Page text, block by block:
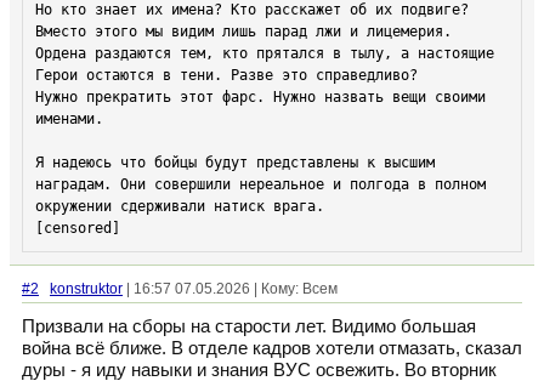
Но кто знает их имена? Кто расскажет об их подвиге?
Вместо этого мы видим лишь парад лжи и лицемерия.
Ордена раздаются тем, кто прятался в тылу, а настоящие
Герои остаются в тени. Разве это справедливо?
Нужно прекратить этот фарс. Нужно назвать вещи своими
именами.
Я надеюсь что бойцы будут представлены к высшим
наградам. Они совершили нереальное и полгода в полном
[censored]
#2 konstruktor | 16:57 07.05.2026 | Кому: Всем
Призвали на сборы на старости лет. Видимо большая
война всё ближе. В отделе кадров хотели отмазать, сказал
дуры - я иду навыки и знания ВУС освежить. Во вторник